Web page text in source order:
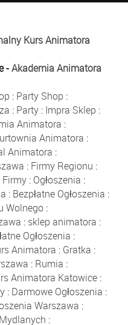
Kurs Animatora
-Akademia Animatora
: Party Shop :
: Party : Impra Sklep :
Animatora :
Animatora :
Animatora :
: Firmy Regionu :
Firmy: Ogłoszenia :
: Bezpłatne Ogłoszenia :
Wolnego:
: sklep animatora :
Ogłoszenia :
Animatora : Gratka :
: Rumia :
Animatora Katowice :
: Darmowe Ogłoszenia :
Warszawa :
: